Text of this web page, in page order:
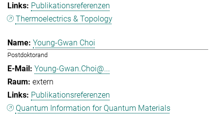
Publikationsreferenzen
Thermoelectrics & Topology
Young-Gwan Choi
Postdoktorand
Young-Gwan.Choi@...
extern
Publikationsreferenzen
Quantum Information for Quantum Materials